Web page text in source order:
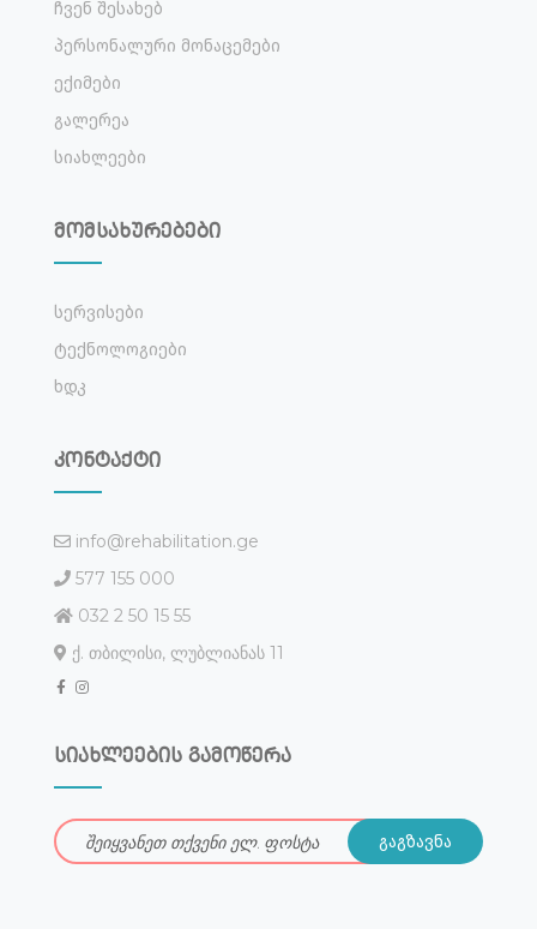
Ჩვენ Შესახებ
Პერსონალური Მონაცემები
Ექიმები
Გალერეა
Სიახლეები
მომსახურებები
Სერვისები
Ტექნოლოგიები
Ხდკ
კონტაქტი
info@rehabilitation.ge
577 155 000
032 2 50 15 55
ქ. თბილისი, ლუბლიანას 11
სიახლეების გამოწერა